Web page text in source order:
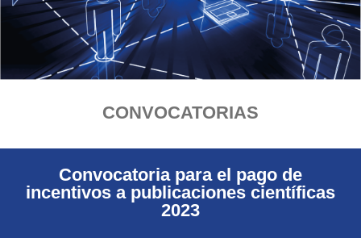
CONVOCATORIAS
Convocatoria para el pago de
incentivos a publicaciones científicas
2023